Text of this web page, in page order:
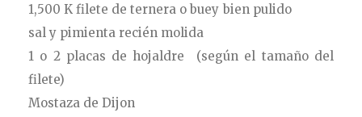
1,500 K filete de ternera o buey bien pulido
sal y pimienta recién molida
1 o 2 placas de hojaldre (según el tamaño del
filete)
Mostaza de Dijon